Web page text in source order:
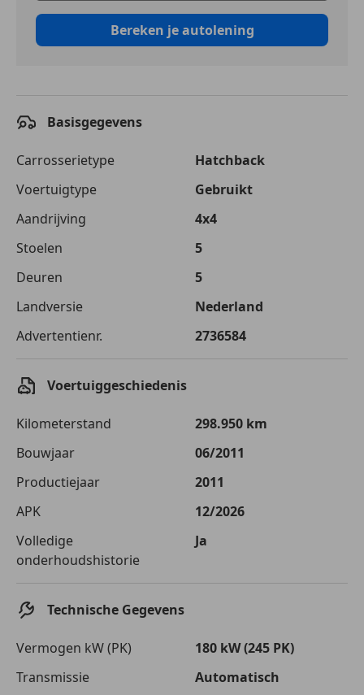
Bereken je autolening
Basisgegevens
Carrosserietype
Hatchback
Voertuigtype
Gebruikt
Aandrijving
4x4
Stoelen
5
Deuren
5
Landversie
Nederland
Advertentienr.
2736584
Voertuiggeschiedenis
Kilometerstand
298.950 km
Bouwjaar
06/2011
Productiejaar
2011
APK
12/2026
Volledige
onderhoudshistorie
Ja
Technische Gegevens
Vermogen kW (PK)
180 kW (245 PK)
Transmissie
Automatisch